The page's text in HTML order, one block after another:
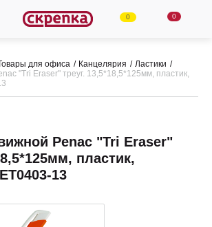
0 0
для офиса Канцелярия
Ластики
"Tri Eraser" треуг. 13,5*18,5*125мм, пластик,
Penac "Tri Eraser"
пластик,
13